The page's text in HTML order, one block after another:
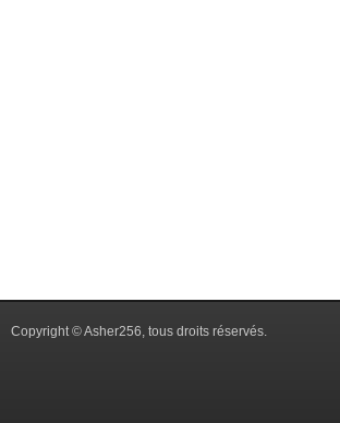
Copyright © Asher256, tous droits réservés.